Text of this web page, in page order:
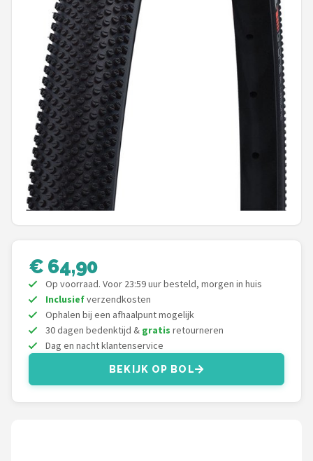
New Looxs
BBB Cycling
Schwalbe
Voltano
Shimano
Cortina
Alle merken →
€ 64,90
Op voorraad. Voor 23:59 uur besteld, morgen in huis
Inclusiefverzendkosten
Ophalen bij een afhaalpunt mogelijk
30 dagen bedenktijd & gratis retourneren
Dag en nacht klantenservice
BEKIJK OP BOL